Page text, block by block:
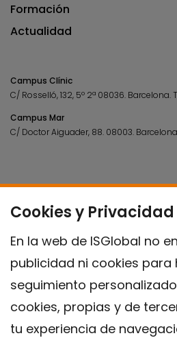
Cookies y Privacidad
En la web de ISGlobal no
publicidad ni cookies para
seguimiento
cookies, propias y de
tu experiencia de
Formación
Actualidad
Campus Clínic
C/ Rosselló, 132, 5º 2ª 08036. Barcelona.
Campus Mar
C/ Doctor Aiguader, 88. 08003.